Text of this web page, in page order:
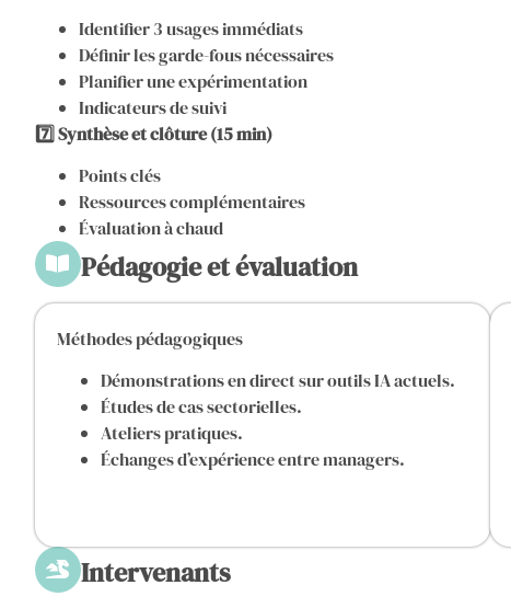
Identifier 3 usages immédiats
Définir les garde-fous nécessaires
Planifier une expérimentation
Indicateurs de suivi
7️⃣ Synthèse et clôture (15 min)
Points clés
Ressources complémentaires
Évaluation à chaud
Pédagogie et évaluation
Méthodes pédagogiques
Démonstrations en direct sur outils IA actuels.
Études de cas sectorielles.
Ateliers pratiques.
Échanges d’expérience entre managers.
Intervenants